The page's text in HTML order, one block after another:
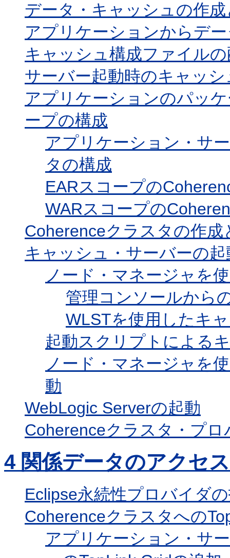
データ・キャッシュの作
アプリケーションからデ
キャッシュ構成ファイル
サーバー起動時のキャッ
アプリケーションのパッ
ープの構成
アプリケーション・サ
タの構成
EARスコープの
WARスコープの
Coherenceクラスタの作成
キャッシュ・サーバーの起
ノード・マネージャを
管理コンソールから
WLSTを使用したキ
起動スクリプトによる
ノード・マネージャを
動
WebLogic Serverの起動
Coherenceクラスタ・プロ
4 関係データのアクセ
Eclipse永続性プロバイダ
Coherenceクラスタへの
アプリケーション・サ